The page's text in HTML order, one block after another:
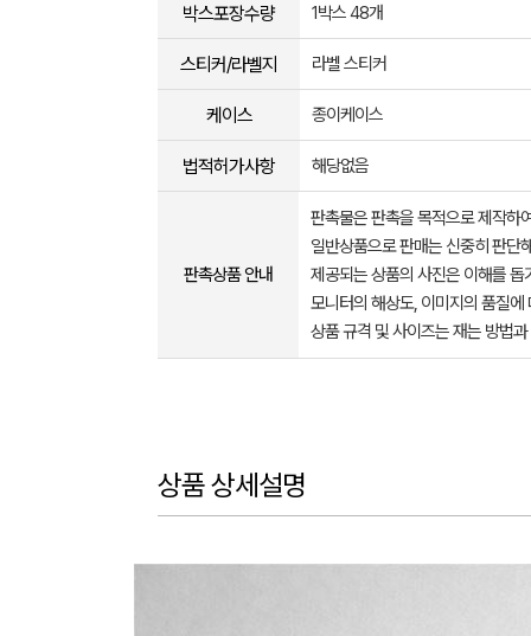
박스포장수량 1박스 48개
스티커/라벨지 라벨 스티커
케이스 종이케이스
법적허가사항 해당없음
판촉상품 안내
판촉물은 판촉을 목적으로 제작하
일반상품으로 판매는 신중히 판단
제공되는 상품의 사진은 이해를
모니터의 해상도, 이미지의 품질
상품 규격 및 사이즈는 재는 방법
상품 상세설명